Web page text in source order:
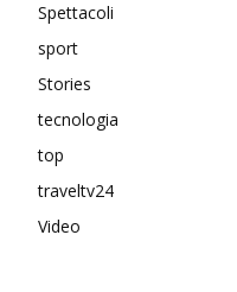
Spettacoli
sport
Stories
tecnologia
top
traveltv24
Video